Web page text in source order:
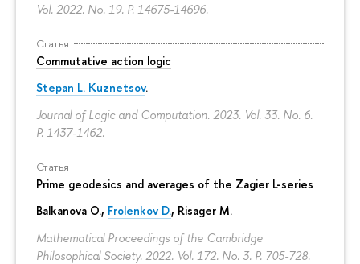
Vol. 2022. No. 19. P. 14675-14696.
Статья
Commutative action logic
Stepan L. Kuznetsov.
Journal of Logic and Computation. 2023. Vol. 33. No. 6.
P. 1437-1462.
Статья
Prime geodesics and averages of the Zagier L-series
Balkanova O., Frolenkov D., Risager M.
Mathematical Proceedings of the Cambridge
Philosophical Society. 2022. Vol. 172. No. 3. P. 705-728.